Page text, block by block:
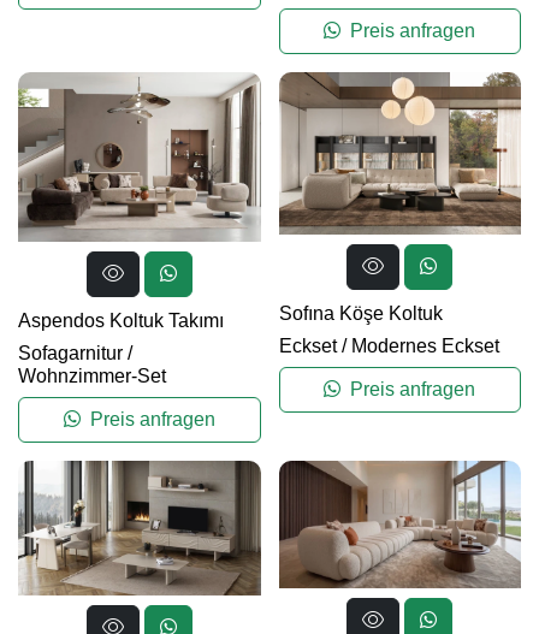
Preis anfragen
Aspendos Koltuk Takımı
Sofagarnitur /
Wohnzimmer-Set
Preis anfragen
Sofına Köşe Koltuk
Eckset/ Modernes Eckset
Preis anfragen